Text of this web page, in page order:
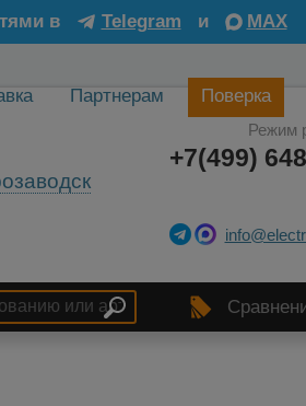
в Telegram и
MAX
Партнерам Поверка
Режим
+7(499)